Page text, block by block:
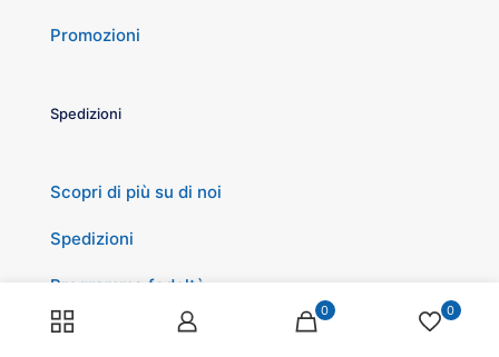
Promozioni
Spedizioni
Scopri di più su di noi
Spedizioni
Programma fedeltà
Pagamenti
0 0